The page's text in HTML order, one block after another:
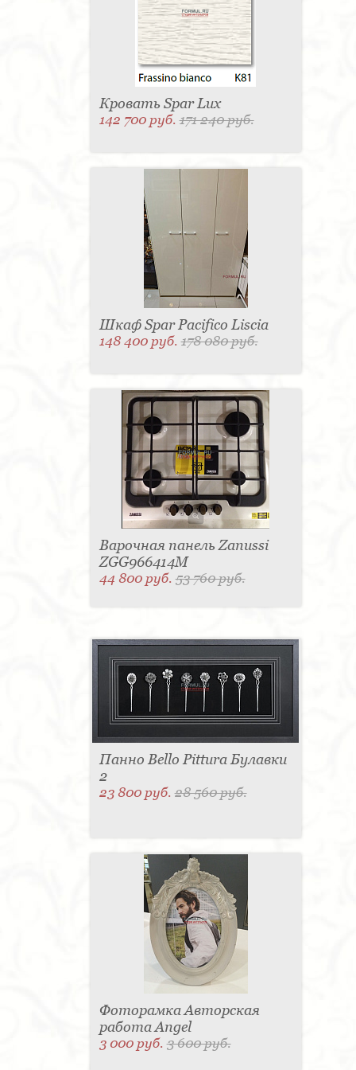
Панель настенная для TV - 4
Кассетница - 3 Держатель для
туалетной бумаги - 3Поднос - 3
Пантограф - 3Мыльница - 3Раковина - 3
Кухня - 2Стиральная машина - 2
Туалетный столик - 2Тумба - 2
Карниз для штор - 2
Газетница - 2
Крючок - 2Полотенцесушитель - 2
Розетка - 2Игрушка - 1Игрушка - 1
ресепшен - 1
Морозильная камера - 1
Выдвижная система - 1
Игрушка - 1 Игрушка - 1
Держатель для одежды - 1
Бутылочница - 1
Ширма - 1
Микроволновая печь - 1 Кондиционер - 1
Душевая кабина - 1
Буфет - 1
Игрушка - 1
Игрушка - 1
Игрушка - 1
Игрушка - 1
Подогреватель посуды - 1
Игрушка - 1
Кровать Spar Lux
142 700 руб.171 240 руб.
Шкаф Spar Pacifico Liscia
148 400 руб.178 080 руб.
Варочная панель Zanussi
ZGG966414M
44 800 руб.53 760 руб.
Панно Bello Pittura Булавки
2
23 800 руб.28 560 руб.
Фоторамка Авторская
работа Angel
3 000 руб.3 600 руб.